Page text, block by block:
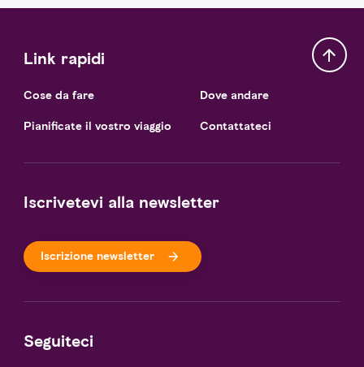
Link rapidi
Cose da fare
Pianificate il vostro viaggio
Dove andare
Contattateci
Iscrivetevi alla newsletter
Iscrizione newsletter
Seguiteci